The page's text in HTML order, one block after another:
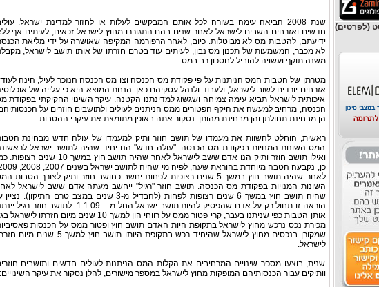
(לפרטים)
שנת 2008 הביאה עימה בשורה לכל אותם המבקשים לעלות או לחזור למדינת ישראל.
חדשים ואזרחים השבים לישראל לאחר שנים בהם התגוררו מחוץ לישראל זכאים, לעיתים אף
ידיעתם, להטבות מס לא מבוטלות. כיום, לאחר הרפורמה המקיפה שאושרה על ידי מליאת
לא מכבר, המשמעות של תכנון מס נבון, לעיתים עוד בטרם חזרתו של אותו תושב לישראל,
משנה תוקף ועשויה להוביל לחסכון רב במס.
מטרתן של הטבות המס הניתנות על פי פקודת מס הכנסה וצו מס הכנסה הנזכר לעיל, הינה
אזרחים יורדים לשוב לישראל, ולעבוד ולנהל עסקיהם כאן. הנחת המוצא היא כי עלייה של
איכותית לישראל תביא עימה צמיחה ושגשוג למדינתנו הקטנה. עיקר השינוי החקיקתי בפקודת
הכנסה, מרחיב למעשה את היקף הפטורים ממס הניתנים לעולים ולתושבים חוזרים על
הן מבחינת תחולתן והן מבחינת מהותן. נסקור אתה באופן מתומצת את עיקרי ההטבות:
ראשית, הוחלט להשוות את מעמדו של תושב חוזר ותיק למעמדו של עולה חדש מבחינת
המס השונות המנויות בפקודת מס הכנסה. "עולה חדש" הנו יחיד שהיה לתושב ישראל
ואילו תושב חוזר ותיק הנו אדם ששב לישראל לאחר שהיה תושב חוץ במשך 10 שנים
לאחר שהיה תושב חוץ במשך 5 שנים רצופות לפחות יחשב כחושב חוזר ותיק לצורך הטבות
השונות המנויות בפקודת מס הכנסה. תושב חוזר "רגיל" ייחשב מעתה אדם ששב לישראל
שהיה תושב חוץ במשך 6 שנים רצופות לפחות (להבדיל מ-3 שנים במצב טרם התיקון).
הוראה זו תחול רק על אדם שהפסיק להיות תושב ישראל החל מ – 1.1.09. לתושב חוזר רגיל
אותן הטבות כפי שניתנו בעבר, קרי פטור ממס על רווחי הון למשך 10 שנים מיום חזרתו לישראל
מכירת נכס נרכש מחוץ לישראל בתקופת היות האדם תושב חוץ ופטור ממס על הכנסות
שמקורן בנכסים מחוץ לישראל שהיחיד רכש בתקופת היותו תושב חוץ למשך 5 שנים
לישראל.
שנית, בוצעו מספר שינויים המרחיבים את הקלות המס הניתנות לעולים חדשים ותושבים
וותיקים עבור הכנסותיהם המופקות מחוץ לישראל במספר מישורים, להלן נסקור את עיקר השינויים: